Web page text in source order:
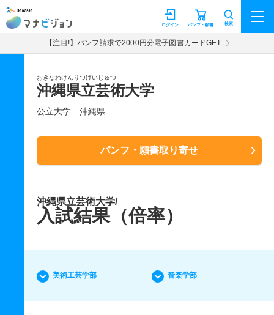
マナビジョン パンフ・願書
ログイン 検索
【注目!】パンフ請求で2000円分電子図書カードGET
おきなわけんりつげいじゅつ
沖縄県立芸術大学
公立大学 沖縄県
パンフ・願書取り寄せ
沖縄県立芸術大学/
入試結果（倍率）
美術工芸学部 音楽学部